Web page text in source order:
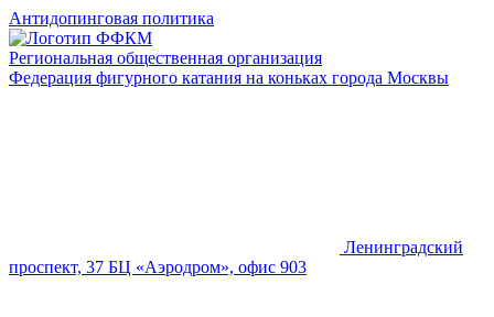
Антидопинговая политика
Региональная общественная организация
Федерация фигурного катания на коньках города Москвы
Ленинградский
проспект, 37 БЦ «Аэродром», офис 903